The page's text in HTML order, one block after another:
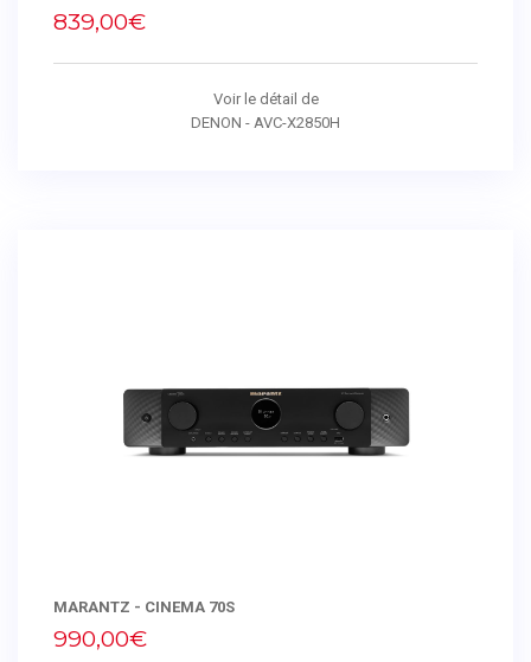
839,00€
Voir le détail de
DENON - AVC-X2850H
MARANTZ - CINEMA 70S
990,00€